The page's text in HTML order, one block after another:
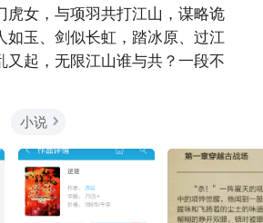
虎女，与项羽共打江山，谋略诡
如玉、剑似长虹，踏冰原、过江
又起，无限江山谁与共？一段不
小说